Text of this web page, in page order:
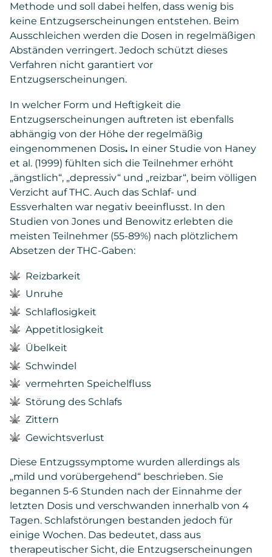
Methode und soll dabei helfen, dass wenig bis
keine Entzugserscheinungen entstehen. Beim
Ausschleichen werden die Dosen in regelmäßigen
Abständen verringert. Jedoch schützt dieses
Verfahren nicht garantiert vor
Entzugserscheinungen.
In welcher Form und Heftigkeit die
Entzugserscheinungen auftreten ist ebenfalls
abhängig von der Höhe der regelmäßig
eingenommenen Dosis. In einer Studie von Haney
et al. (1999) fühlten sich die Teilnehmer erhöht
„ängstlich“, „depressiv“ und „reizbar“, beim völligen
Verzicht auf THC. Auch das Schlaf- und
Essverhalten war negativ beeinflusst. In den
Studien von Jones und Benowitz erlebten die
meisten Teilnehmer (55-89%) nach plötzlichem
Absetzen der THC-Gaben:
Reizbarkeit
Unruhe
Schlaflosigkeit
Appetitlosigkeit
Übelkeit
Schwindel
vermehrten Speichelfluss
Störung des Schlafs
Zittern
Gewichtsverlust
Diese Entzugssymptome wurden allerdings als
„mild und vorübergehend“ beschrieben. Sie
begannen 5-6 Stunden nach der Einnahme der
letzten Dosis und verschwanden innerhalb von 4
Tagen. Schlafstörungen bestanden jedoch für
einige Wochen. Das bedeutet, dass aus
therapeutischer Sicht, die Entzugserscheinungen